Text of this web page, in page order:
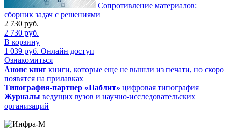
Сопротивление материалов:
сборник задач с решениями
2 730 руб.
2 730 руб.
В корзину
1 039 руб. Онлайн доступ
Ознакомиться
Анонс книг книги, которые еще не вышли из печати, но скоро
появятся на прилавках
Типография-партнер «Паблит» цифровая типография
Журналы ведущих вузов и научно-исследовательских
организаций